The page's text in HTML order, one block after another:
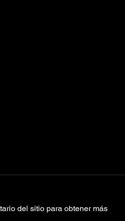
del sitio para obtener más